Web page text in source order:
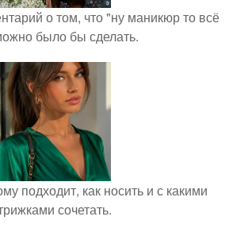
о том, что "ну маникюр то всё
было бы сделать.
подходит, как носить и с какими
сочетать.